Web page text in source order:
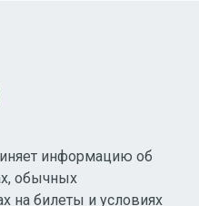
информацию об
обычных
на билеты и условиях